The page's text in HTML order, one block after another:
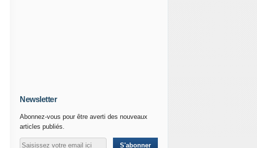
Newsletter
Abonnez-vous pour être averti des nouveaux
articles publiés.